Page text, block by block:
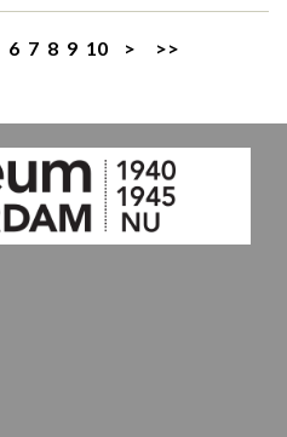
6 7 8 9 10 > >>